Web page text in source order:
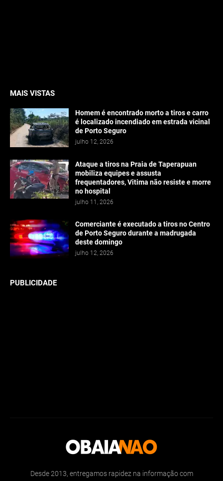
MAIS VISTAS
Homem é encontrado morto a tiros e carro
é localizado incendiado em estrada vicinal
de Porto Seguro
julho 12, 2026
Ataque a tiros na Praia de Taperapuan
mobiliza equipes e assusta
frequentadores, Vitima não resiste e morre
no hospital
julho 11, 2026
Comerciante é executado a tiros no Centro
de Porto Seguro durante a madrugada
deste domingo
julho 12, 2026
PUBLICIDADE
Desde 2013, entregamos rapidez na informação com